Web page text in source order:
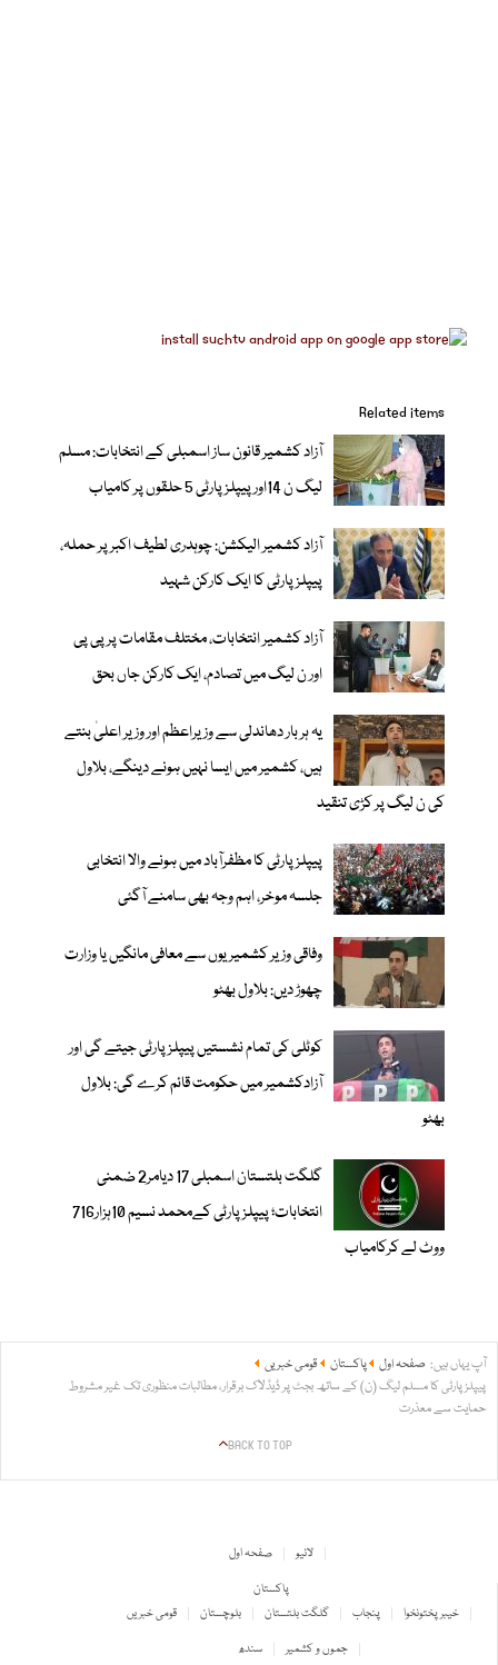
Related items
آزاد کشمیر قانون ساز اسمبلی کے انتخابات: مسلم
ليگ ن 14اور پیپلزپارٹی 5 حلقوں پر کامیاب
آزاد کشمیر الیکشن: چوہدری لطیف اکبر پر حملہ،
پیپلز پارٹی کا ایک کارکن شہید
آزاد کشمیر انتخابات، مختلف مقامات پر پی پی
اور ن لیگ میں تصادم، ایک کارکن جاں بحق
یہ ہر بار دھاندلی سے وزیراعظم اور وزیر اعلیٰ بنتے
ہیں، کشمیر میں ایسا نہیں ہونے دینگے، بلاول
کی ن لیگ پر کڑی تنقید
پیپلز پارٹی کا مظفرآباد میں ہونے والا انتخابی
جلسہ موخر، اہم وجہ بھی سامنے آگئی
وفاقی وزیر کشمیریوں سے معافی مانگیں یا وزارت
چھوڑ دیں: بلاول بھٹو
کوٹلی کی تمام نشستیں پیپلزپارٹی جیتے گی اور
آزادکشمیر میں حکومت قائم کرے گی: بلاول
بھٹو
گلگت بلتستان اسمبلی 17 دیامر2 ضمنی
انتخابات؛ پیپلزپارٹی کےمحمد نسیم 10ہزار716
ووٹ لے کرکامیاب
آپ یہاں ہیں: صفحہ اول پاکستان
قومی خبریں
پیپلز پارٹی کا مسلم لیگ (ن) کے ساتھ بجٹ پر ڈیڈلاک برقرار، مطالبات منظوری تک غیر مشروط
حمایت سے معذرت
BACK TO TOP
صفحہ اول
لائیو
پاکستان
قومی خبریں
بلوچستان گلگت بلتستان پنجاب
خیبر پختونخوا
سندھ
جموں و کشمیر